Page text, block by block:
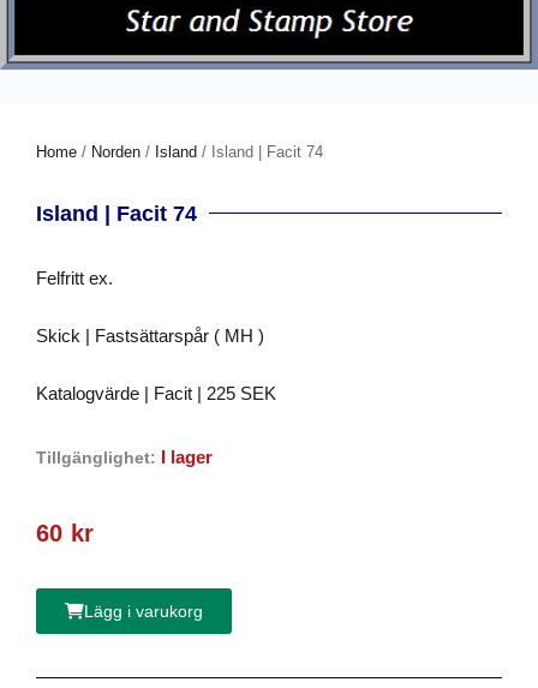
Home / Norden / Island / Island | Facit 74
Island | Facit 74
Felfritt ex.
Skick | Fastsättarspår ( MH )
Katalogvärde | Facit | 225 SEK
Tillgänglighet: I lager
60 kr
Lägg i varukorg